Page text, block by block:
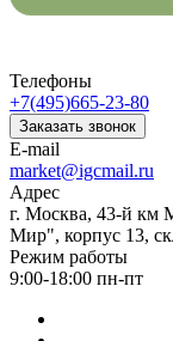
Телефоны
+7(495)665-23-80
Заказать звонок
E-mail
market@igcmail.ru
Адрес
г. Москва, 43-й км
Мир", корпус 13,
Режим работы
9:00-18:00 пн-пт